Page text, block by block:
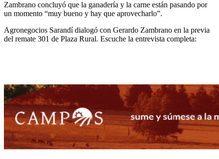
Zambrano concluyó que la ganadería y la carne están pasando por
un momento “muy bueno y hay que aprovecharlo”.
Agronegocios Sarandí dialogó con Gerardo Zambrano en la previa
del remate 301 de Plaza Rural. Escuche la entrevista completa: